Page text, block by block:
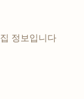
정보입니다